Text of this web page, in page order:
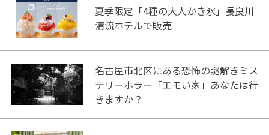
夏季限定「4種の大人かき氷」長良川
清流ホテルで販売
名古屋市北区にある恐怖の謎解きミス
テリーホラー「エモい家」あなたは行
きますか？